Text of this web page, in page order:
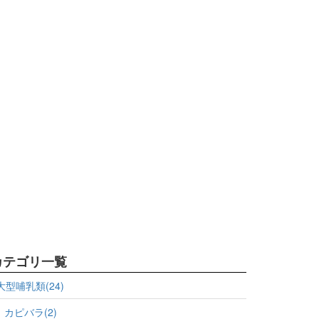
ゴリ一覧
型哺乳類(24)
カピバラ(2)